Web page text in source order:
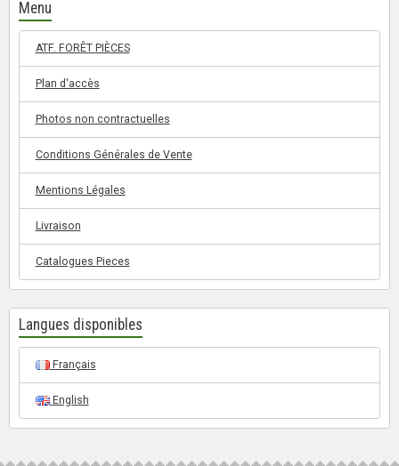
Menu
ATF. FORÊT PIÈCES
Plan d'accès
Photos non contractuelles
Conditions Générales de Vente
Mentions Légales
Livraison
Catalogues Pieces
Langues disponibles
Français
English